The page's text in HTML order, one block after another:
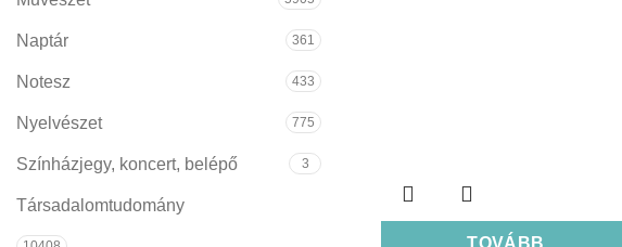
Naptár 361
Notesz 433
Nyelvészet 775
Színházjegy, koncert, belépő 3
Társadalomtudomány